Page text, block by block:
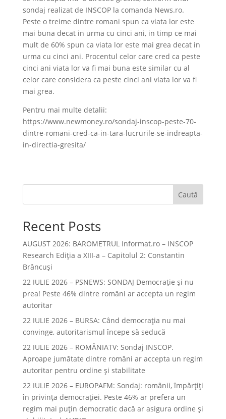
sondaj realizat de INSCOP la comanda News.ro.
Peste o treime dintre romani spun ca viata lor este
mai buna decat in urma cu cinci ani, in timp ce mai
mult de 60% spun ca viata lor este mai grea decat in
urma cu cinci ani. Procentul celor care cred ca peste
cinci ani viata lor va fi mai buna este similar cu al
celor care considera ca peste cinci ani viata lor va fi
mai grea.
Pentru mai multe detalii:
https://www.newmoney.ro/sondaj-inscop-peste-70-
dintre-romani-cred-ca-in-tara-lucrurile-se-indreapta-
in-directia-gresita/
Caută
Recent Posts
AUGUST 2026: BAROMETRUL Informat.ro – INSCOP
Research Ediția a XIII-a – Capitolul 2: Constantin
Brâncuși
22 IULIE 2026 – PSNEWS: SONDAJ Democrație și nu
prea! Peste 46% dintre români ar accepta un regim
autoritar
22 IULIE 2026 – BURSA: Când democraţia nu mai
convinge, autoritarismul începe să seducă
22 IULIE 2026 – ROMÂNIATV: Sondaj INSCOP.
Aproape jumătate dintre români ar accepta un regim
autoritar pentru ordine și stabilitate
22 IULIE 2026 – EUROPAFM: Sondaj: românii, împărțiți
în privința democrației. Peste 46% ar prefera un
regim mai puțin democratic dacă ar asigura ordine și